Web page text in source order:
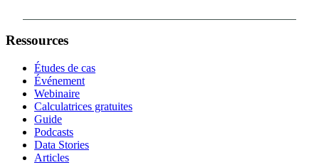
Ressources
Études de cas
Événement
Webinaire
Calculatrices gratuites
Guide
Podcasts
Data Stories
Articles